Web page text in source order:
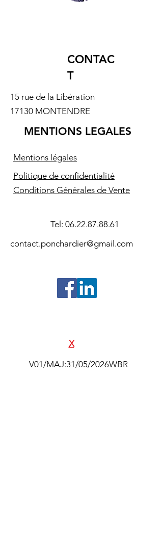
CONTAC
T
15 rue de la Libération
17130 MONTENDRE
MENTIONS LEGALES
Mentions légales
Politique de confidentialité
Conditions Générales de Vente
Tel: 06.22.87.88.61
contact.ponchardier@gmail.com
XALTAK
V01/MAJ:31/05/2026WBR